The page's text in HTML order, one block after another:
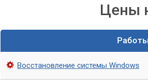
Стоимость услуг
Стоимость услуг по переустановке
Цены
Работы
Восстановление системы Windows